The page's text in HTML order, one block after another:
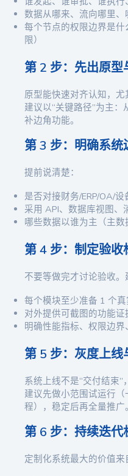
数据从哪来、流向哪里
每个节点的权限边界是
限）
第 2 步：先出原
原型能快速对齐认知，尤
建议以“关键路径”为主
补边角功能。
第 3 步：明确系
提前说清楚：
是否对接财务/ERP/OA/设
采用 API、数据库视图、
哪些数据以谁为主（主数
第 4 步：制定验
不要等做完才讨论验收。
每个模块至少准备 1 个
对外提供可截图的功能证
明确性能指标、权限边
第 5 步：灰度上线
系统上线不是“交付结束”
建议先做小范围试运行
程），稳定后再全量推广。
第 6 步：持续迭
定制化系统最大的价值来